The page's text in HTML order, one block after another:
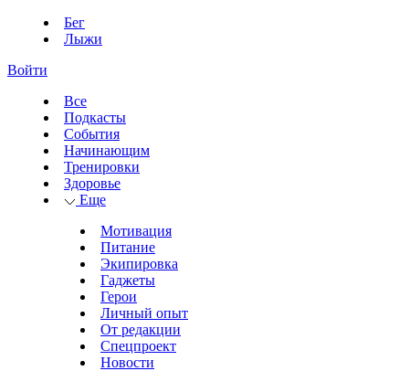
Бег
Лыжи
Войти
Все
Подкасты
События
Начинающим
Тренировки
Здоровье
Еще
Мотивация
Питание
Экипировка
Гаджеты
Герои
Личный опыт
От редакции
Спецпроект
Новости